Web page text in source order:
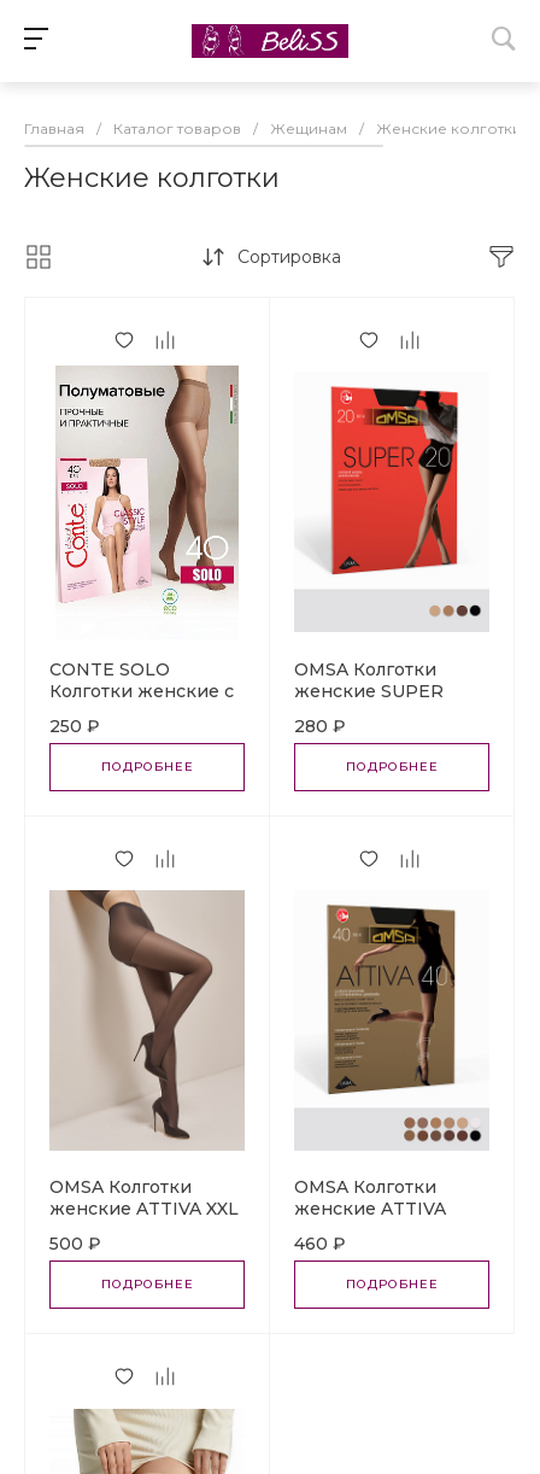
Главная / Каталог товаров / Жещинам / Женские колготки
Женские колготки
Сортировка
CONTE SOLO
Колготки женские с
250 ₽
ПОДРОБНЕЕ
OMSA Колготки
женские SUPER
280 ₽
ПОДРОБНЕЕ
OMSA Колготки
женские ATTIVA XXL
500 ₽
ПОДРОБНЕЕ
OMSA Колготки
женские ATTIVA
460 ₽
ПОДРОБНЕЕ